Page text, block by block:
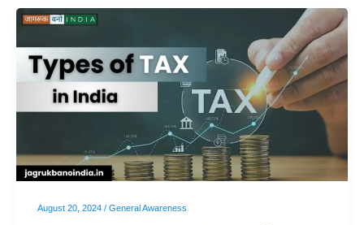
August 20, 2024 / General Awareness
Types
Tax
in
India
जानिए
भारत